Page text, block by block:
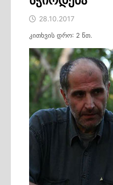
28.10.2017
კითხვის დრო: 2 წთ.